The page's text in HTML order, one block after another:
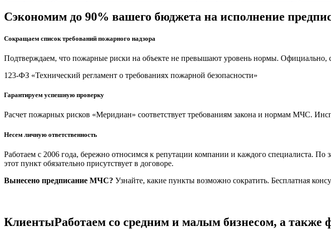
Сэкономим до 90% вашего бюджета на исполнение
Сокращаем список требований пожарного надзора
Подтверждаем, что пожарные риски на объекте не превышают уровень нормы. Официально,
123-ФЗ «Технический регламент о требованиях пожарной безопасности»
Гарантируем успешную проверку
Расчет пожарных рисков «Меридиан» соответствует требованиям закона и нормам МЧС.
Несем личную ответственность
Работаем с 2006 года, бережно относимся к репутации компании и каждого специалиста.
этот пункт обязательно присутствует в договоре.
Вынесено предписание МЧС? Узнайте, какие пункты возможно сократить. Бесплатная
КлиентыРаботаем со средним и малым бизнесом, а